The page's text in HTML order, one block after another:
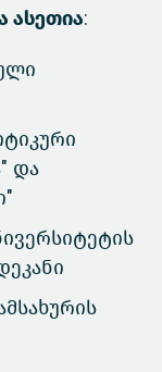
ასეთია:
და